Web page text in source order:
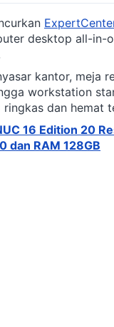
desktop all-in-
kantor, meja
workstation
ringkas dan hemat
16 Edition 20
dan RAM 128GB